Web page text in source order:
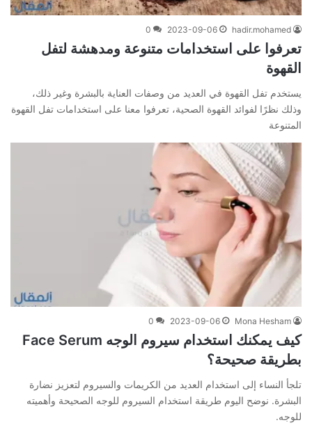
hadir.mohamed
2023-09-06
0
تعرفوا على استخدامات متنوعة ومدهشة لتفل
القهوة
يستخدم تفل القهوة في العديد من وصفات العناية بالبشرة وغير ذلك،
وذلك نظرًا لفوائد القهوة الصحية، تعرفوا معنا على استخدامات تفل القهوة
المتنوعة
Mona Hesham
2023-09-06
0
كيف يمكنك استخدام سيروم الوجه Face Serum
بطريقة صحيحة؟
تلجأ النساء إلى استخدام العديد من الكريمات والسيروم لتعزيز نضارة
البشرة. نوضح اليوم طريقة استخدام السيروم للوجه الصحيحة وأهميته
للوجه.